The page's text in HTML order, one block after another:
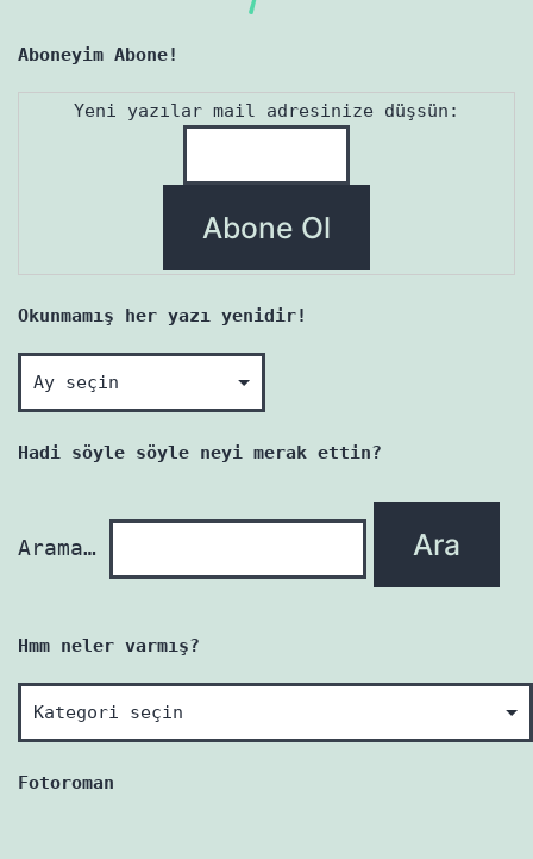
Aboneyim Abone!
Yeni yazılar mail adresinize düşsün:
Okunmamış her yazı yenidir!
Okunmamış
her
yazı
Hadi söyle söyle neyi merak ettin?
Arama…
Hmm neler varmış?
Hmm
neler
varmış?
Fotoroman